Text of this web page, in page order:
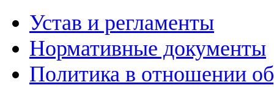
Устав и регламенты
Нормативные документы
Политика в отношении